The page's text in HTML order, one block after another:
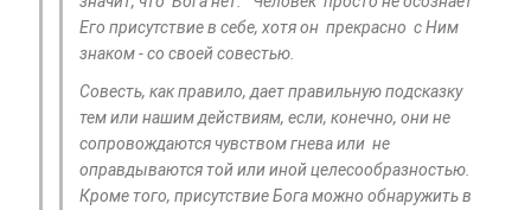
Его присутствие в себе, хотя он прекрасно с Ним
знаком - со своей совестью.
Совесть, как правило, дает правильную подсказку
тем или нашим действиям, если, конечно, они не
сопровождаются чувством гнева или не
оправдываются той или иной целесообразностью.
Кроме того, присутствие Бога можно обнаружить в